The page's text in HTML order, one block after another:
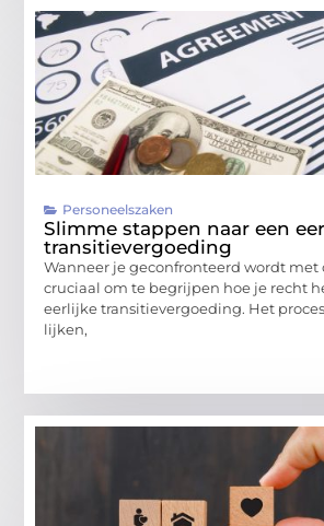
Personeelszaken
Slimme stappen naar een
transitievergoeding
Wanneer je geconfronteerd wordt met
cruciaal om te begrijpen hoe je recht
eerlijke transitievergoeding. Het
lijken,